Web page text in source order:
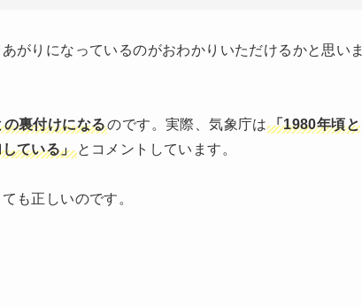
がりになっているのがおわかりいただけるかと思いま
裏付けになるのです。実際、気象庁は 「1980年頃と
ている」とコメントしています。
も正しいのです。